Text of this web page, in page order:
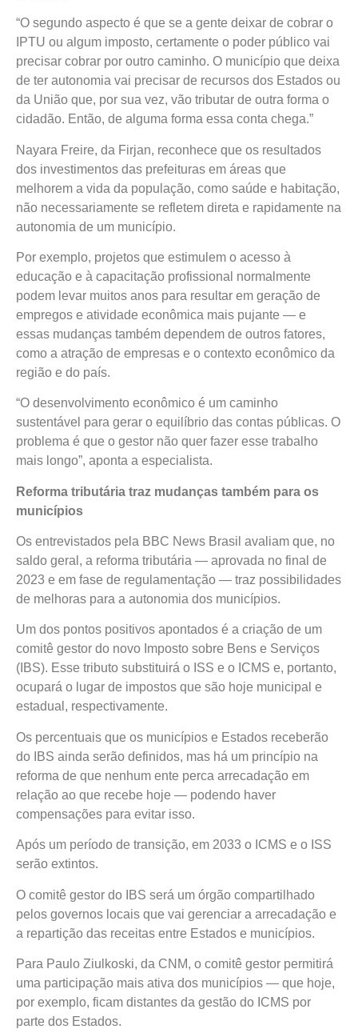
“O segundo aspecto é que se a gente deixar de cobrar o
IPTU ou algum imposto, certamente o poder público vai
precisar cobrar por outro caminho. O município que deixa
de ter autonomia vai precisar de recursos dos Estados ou
da União que, por sua vez, vão tributar de outra forma o
cidadão. Então, de alguma forma essa conta chega.”
Nayara Freire, da Firjan, reconhece que os resultados
dos investimentos das prefeituras em áreas que
melhorem a vida da população, como saúde e habitação,
não necessariamente se refletem direta e rapidamente na
autonomia de um município.
Por exemplo, projetos que estimulem o acesso à
educação e à capacitação profissional normalmente
podem levar muitos anos para resultar em geração de
empregos e atividade econômica mais pujante — e
essas mudanças também dependem de outros fatores,
como a atração de empresas e o contexto econômico da
região e do país.
“O desenvolvimento econômico é um caminho
sustentável para gerar o equilíbrio das contas públicas. O
problema é que o gestor não quer fazer esse trabalho
mais longo”, aponta a especialista.
Reforma tributária traz mudanças também para os
municípios
Os entrevistados pela BBC News Brasil avaliam que, no
saldo geral, a reforma tributária — aprovada no final de
2023 e em fase de regulamentação — traz possibilidades
de melhoras para a autonomia dos municípios.
Um dos pontos positivos apontados é a criação de um
comitê gestor do novo Imposto sobre Bens e Serviços
(IBS). Esse tributo substituirá o ISS e o ICMS e, portanto,
ocupará o lugar de impostos que são hoje municipal e
estadual, respectivamente.
Os percentuais que os municípios e Estados receberão
do IBS ainda serão definidos, mas há um princípio na
reforma de que nenhum ente perca arrecadação em
relação ao que recebe hoje — podendo haver
compensações para evitar isso.
Após um período de transição, em 2033 o ICMS e o ISS
serão extintos.
O comitê gestor do IBS será um órgão compartilhado
pelos governos locais que vai gerenciar a arrecadação e
a repartição das receitas entre Estados e municípios.
Para Paulo Ziulkoski, da CNM, o comitê gestor permitirá
uma participação mais ativa dos municípios — que hoje,
por exemplo, ficam distantes da gestão do ICMS por
parte dos Estados.